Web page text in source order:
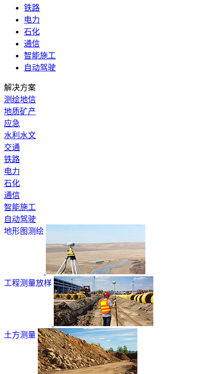
铁路
电力
石化
通信
智能施工
自动驾驶
解决方案
测绘地信
地质矿产
应急
水利水文
交通
铁路
电力
石化
通信
智能施工
自动驾驶
地形图测绘
工程测量放样
土方测量